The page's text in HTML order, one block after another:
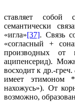
ставляет собой
семантически
«игла»[37]. Связь
«согласный +
производных
аципенсерид).
восходит к др.-
имеет этимоном
нахожусь»). От
возможно,